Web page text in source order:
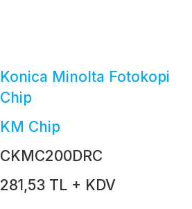
Konica Minolta Fotokopi
Chip
KM Chip
CKMC200DRC
281,53 TL + KDV